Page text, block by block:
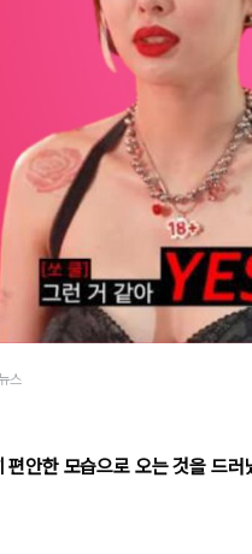
스
안한 모습으로 오는 것을 드러